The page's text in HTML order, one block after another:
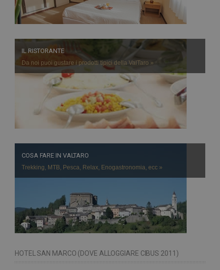
IL RISTORANTE
Da noi puoi gustare i prodotti tipici della ValTaro »
COSA FARE IN VALTARO
Trekking, MTB, Pesca, Relax, Enogastronomia, ecc »
HOTEL SAN MARCO (DOVE ALLOGGIARE CIBUS 2011)